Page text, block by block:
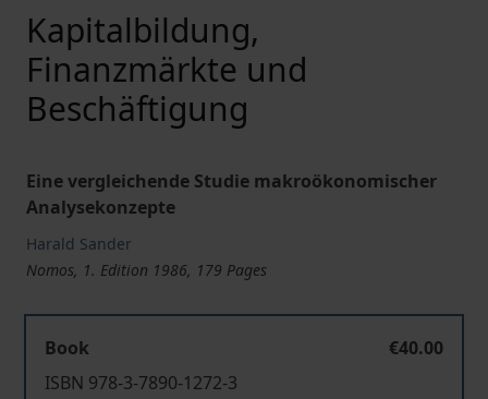
Kapitalbildung,
Finanzmärkte und
Beschäftigung
Eine vergleichende Studie makroökonomischer
Analysekonzepte
Harald Sander
Nomos, 1. Edition 1986, 179 Pages
Book
€40.00
ISBN 978-3-7890-1272-3